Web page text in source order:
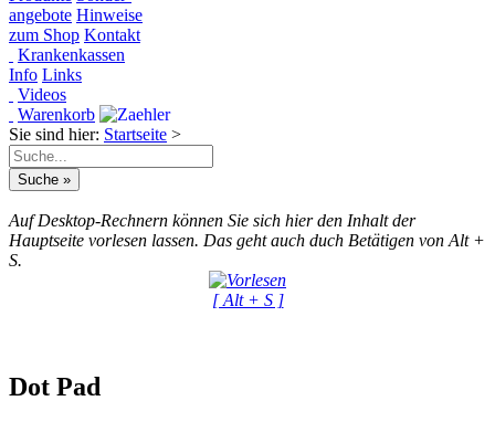
angebote Hinweise
zum Shop Kontakt
Krankenkassen
Info Links
Videos
Warenkorb
Sie sind hier: Startseite >
Auf Desktop-Rechnern können Sie sich hier den Inhalt der
Hauptseite vorlesen lassen. Das geht auch duch Betätigen von Alt +
S.
[ Alt + S ]
Dot Pad